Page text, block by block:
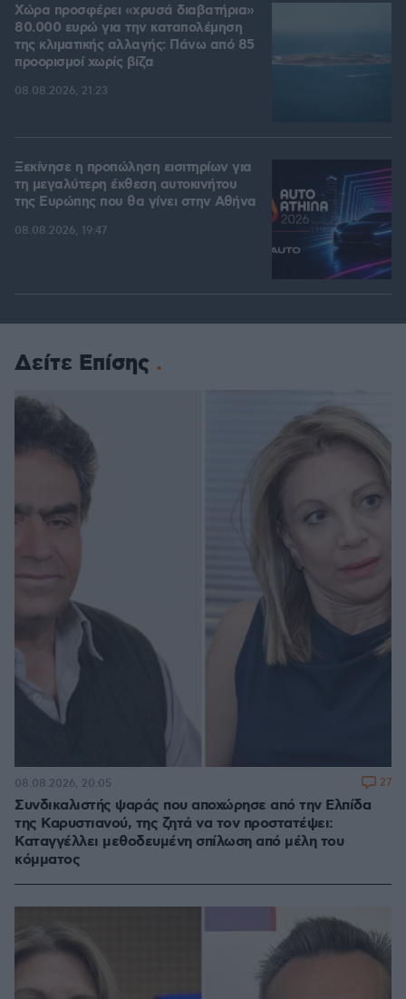
Χώρα προσφέρει «χρυσά διαβατήρια»
80.000 ευρώ για την καταπολέμηση
της κλιματικής αλλαγής: Πάνω από 85
προορισμοί χωρίς βίζα
08.08.2026, 21:23
Ξεκίνησε η προπώληση εισιτηρίων για
τη μεγαλύτερη έκθεση αυτοκινήτου
της Ευρώπης που θα γίνει στην Αθήνα
08.08.2026, 19:47
Δείτε Επίσης
Συνδικαλιστής ψαράς που αποχώρησε από την Ελπίδα
της Καρυστιανού, της ζητά να τον προστατέψει:
Καταγγέλλει μεθοδευμένη σπίλωση από μέλη του
κόμματος
08.08.2026, 20:05 27